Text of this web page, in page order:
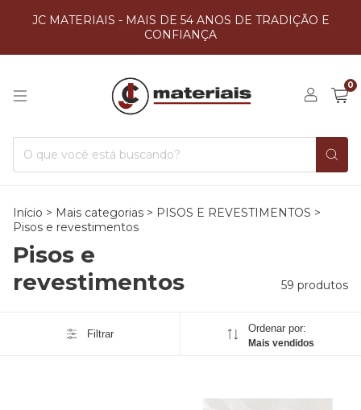
JC MATERIAIS - MAIS DE 54 ANOS DE TRADIÇÃO E
CONFIANÇA
0
Início > Mais categorias > PISOS E REVESTIMENTOS >
Pisos e revestimentos
Pisos e
revestimentos
59 produtos
Filtrar Ordenar por:
Mais vendidos